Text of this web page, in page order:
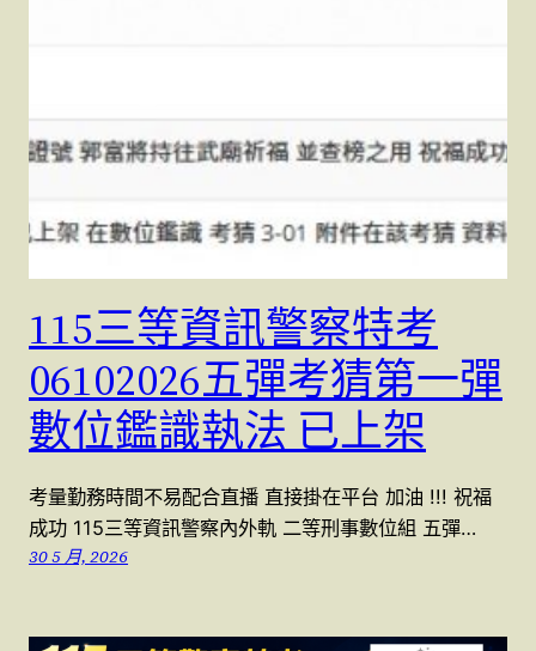
115三等資訊警察特考
06102026五彈考猜第一彈
數位鑑識執法 已上架
考量勤務時間不易配合直播 直接掛在平台 加油 !!! 祝福
成功 115三等資訊警察內外軌 二等刑事數位組 五彈…
30 5 月, 2026